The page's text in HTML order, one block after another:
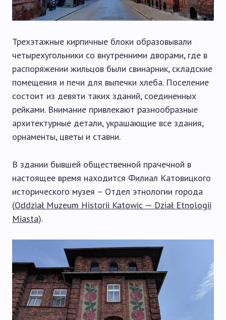
Трехэтажные кирпичные блоки образовывали
четырехугольники со внутренними дворами, где в
распоряжении жильцов были свинарник, складские
помещения и печи для выпечки хлеба. Поселение
состоит из девяти таких зданий, соединенных
рейками. Внимание привлекают разнообразные
архитектурные детали, украшающие все здания,
орнаменты, цветы и ставни.
В здании бывшей общественной прачечной в
настоящее время находится Филиал Катовицкого
исторического музея – Отдел этнологии города
(Oddział Muzeum Historii Katowic — Dział Etnologii
Miasta).